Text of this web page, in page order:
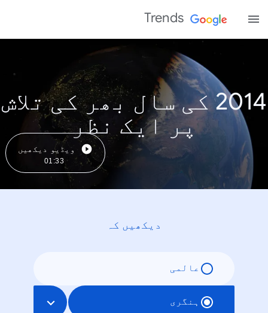
Trends
2014 کی سال بھر کی تلاش
پر ایک نظر
ویڈیو دیکھیں
01:33
دیکھیں کہ
عالمی
ہنگری